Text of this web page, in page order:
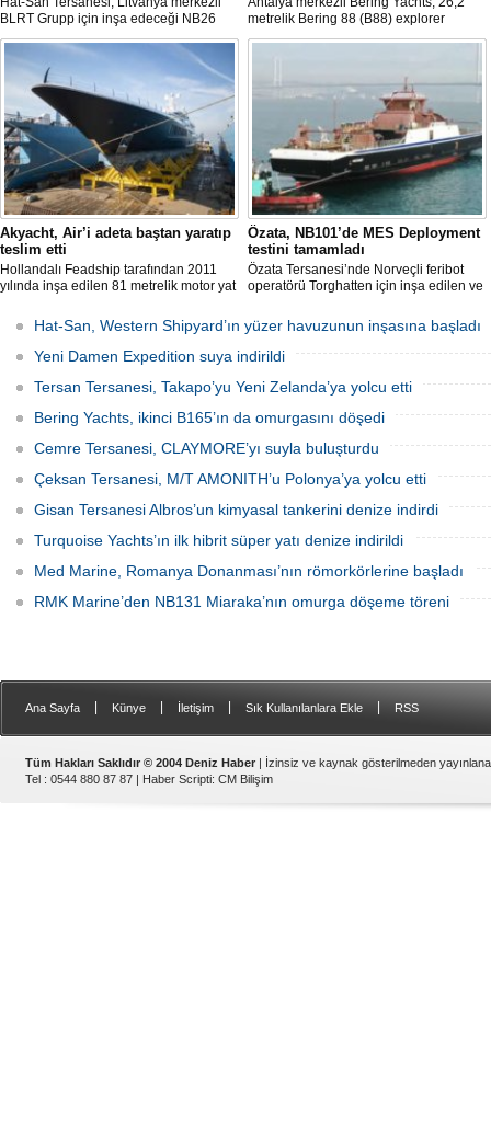
BLRT Grupp için inşa edeceği NB26
inşa numaralı yüzer havuzun omurga
yerleştirme törenini Yalova’daki
tersanesinde gerçekleştirdi.
metrelik Bering 88 (B88) explorer
serisinin üçüncü teknesinin ilk deniz
Akyacht, Air’i adeta baştan yaratıp
teslim etti
Hollandalı Feadship tarafından 2011
yılında inşa edilen 81 metrelik motor yat
tersanesindeki büyük refit (yenileme)
sürecini başarıyla sonlandırdı.
Özata, NB101’de MES Deployment
testini tamamladı
Özata Tersanesi’nde Norveçli feribot
operatörü Torghatten için inşa edilen ve
gemide gerçekleştirilen MES (Marine
Evacuation System) Deployment Testi
başarıyla tamamlandı.
Hat-San, Western Shipyard’ın yüzer havuzunun inşasına başladı
Yeni Damen Expedition suya indirildi
Tersan Tersanesi, Takapo’yu Yeni Zelanda’ya yolcu etti
Bering Yachts, ikinci B165’ın da omurgasını döşedi
Cemre Tersanesi, CLAYMORE’yı suyla buluşturdu
Çeksan Tersanesi, M/T AMONITH’u Polonya’ya yolcu etti
Gisan Tersanesi Albros’un kimyasal tankerini denize indirdi
Turquoise Yachts’ın ilk hibrit süper yatı denize indirildi
Med Marine, Romanya Donanması’nın römorkörlerine başladı
RMK Marine’den NB131 Miaraka’nın omurga döşeme töreni
Ana Sayfa Künye İletişim Sık Kullanılanlara Ekle RSS
Tüm Hakları Saklıdır © 2004 Deniz Haber | İzinsiz ve kaynak gösterilmeden
Tel : 0544 880 87 87 | Haber Scripti: CM Bilişim